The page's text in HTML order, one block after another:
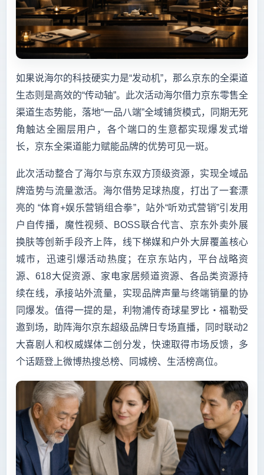
如果说海尔的科技硬实力是“发动机”，那么京东的全渠道
生态则是高效的“传动轴”。此次活动海尔借力京东零售全
渠道生态势能，落地“一品八端”全域铺货模式，同期无死
角触达全圈层用户，各个端口的生意都实现爆发式增
长，京东全渠道能力赋能品牌的优势可见一斑。
此次活动整合了海尔与京东双方顶级资源，实现全域品
牌造势与流量激活。海尔借势足球热度，打出了一套漂
亮的 “体育+娱乐营销组合拳”，站外“听劝式营销”引发用
户自传播，魔性视频、BOSS联合代言、京东外卖外展
换肤等创新手段齐上阵，线下梯媒和户外大屏覆盖核心
城市，迅速引爆活动热度；在京东站内，平台战略资
源、618大促资源、家电家居频道资源、各品类资源持
续在线，承接站外流量，实现品牌声量与终端销量的协
同爆发。值得一提的是，利物浦传奇球星罗比・福勒受
邀到场，助阵海尔京东超级品牌日专场直播，同时联动2
大喜剧人和权威媒体二创分发，快速取得市场反馈，多
个话题登上微博热搜总榜、同城榜、生活榜高位。